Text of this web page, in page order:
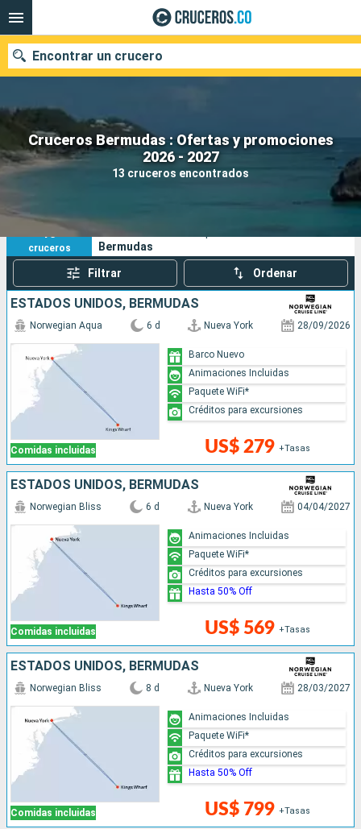
Cruceros Bermudas : Ofertas y promociones
2026 - 2027
13 cruceros encontrados
Encontrar un crucero
Fecha de salida
Buscar
13
cruceros
Sus criterios de búsqueda:
Bermudas
Filtrar Ordenar
ESTADOS UNIDOS, BERMUDAS
Comidas incluidas
Norwegian Aqua 6 d Nueva York 28/09/2026
US$ 279 +Tasas
Barco Nuevo
Animaciones Incluidas
Paquete WiFi*
Créditos para excursiones
ESTADOS UNIDOS, BERMUDAS
Comidas incluidas
Norwegian Bliss 6 d Nueva York 04/04/2027
US$ 569 +Tasas
Animaciones Incluidas
Paquete WiFi*
Créditos para excursiones
Hasta 50% Off
ESTADOS UNIDOS, BERMUDAS
Comidas incluidas
Norwegian Bliss 8 d Nueva York 28/03/2027
US$ 799 +Tasas
Animaciones Incluidas
Paquete WiFi*
Créditos para excursiones
Hasta 50% Off